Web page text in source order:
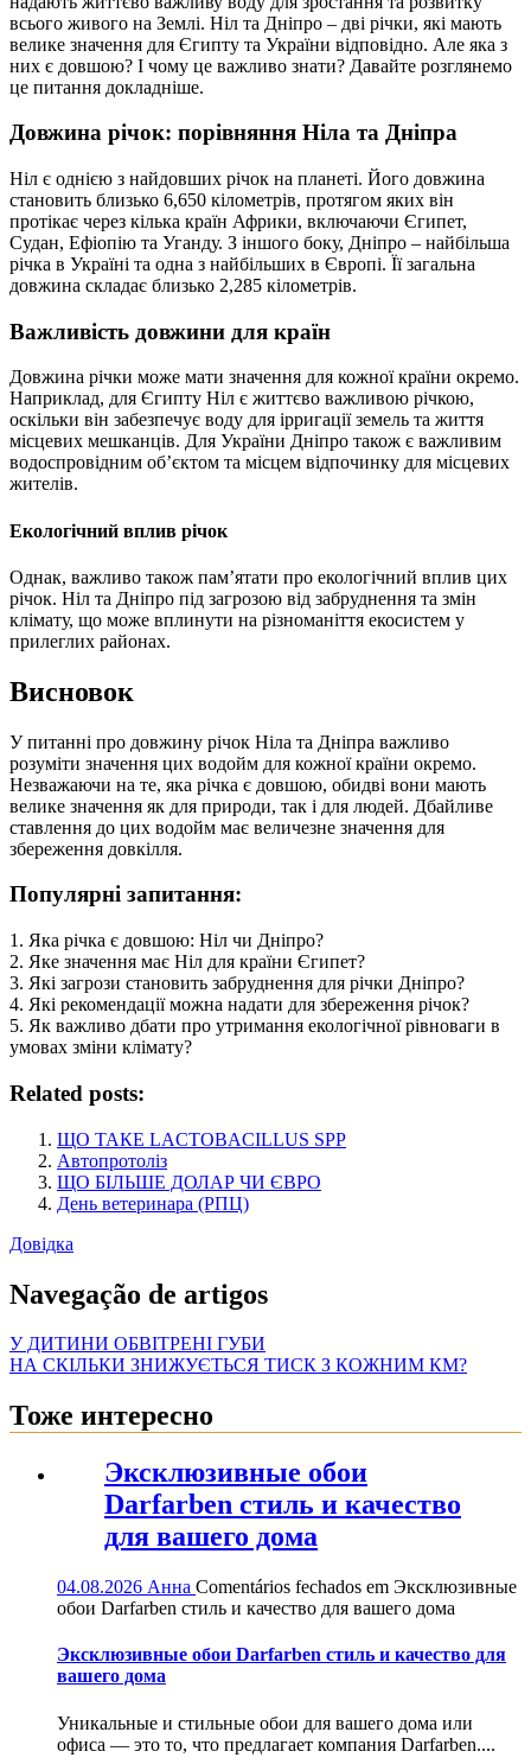
всього живого на Землі. Ніл та Дніпро – дві річки, які мають
велике значення для Єгипту та України відповідно. Але яка з
них є довшою? І чому це важливо знати? Давайте розглянемо
це питання докладніше.
Довжина річок: порівняння Ніла та Дніпра
Ніл є однією з найдовших річок на планеті. Його довжина
становить близько 6,650 кілометрів, протягом яких він
протікає через кілька країн Африки, включаючи Єгипет,
Судан, Ефіопію та Уганду. З іншого боку, Дніпро – найбільша
річка в Україні та одна з найбільших в Європі. Її загальна
довжина складає близько 2,285 кілометрів.
Важливість довжини для країн
Довжина річки може мати значення для кожної країни окремо.
Наприклад, для Єгипту Ніл є життєво важливою річкою,
оскільки він забезпечує воду для ірригації земель та життя
місцевих мешканців. Для України Дніпро також є важливим
водоспровідним об’єктом та місцем відпочинку для місцевих
жителів.
Екологічний вплив річок
Однак, важливо також пам’ятати про екологічний вплив цих
річок. Ніл та Дніпро під загрозою від забруднення та змін
клімату, що може вплинути на різноманіття екосистем у
прилеглих районах.
Висновок
У питанні про довжину річок Ніла та Дніпра важливо
розуміти значення цих водойм для кожної країни окремо.
Незважаючи на те, яка річка є довшою, обидві вони мають
велике значення як для природи, так і для людей. Дбайливе
ставлення до цих водойм має величезне значення для
збереження довкілля.
Популярні запитання:
1. Яка річка є довшою: Ніл чи Дніпро?
2. Яке значення має Ніл для країни Єгипет?
3. Які загрози становить забруднення для річки Дніпро?
4. Які рекомендації можна надати для збереження річок?
5. Як важливо дбати про утримання екологічної рівноваги в
умовах зміни клімату?
Related posts:
ЩО ТАКЕ LACTOBACILLUS SPP
Автопротоліз
ЩО БІЛЬШЕ ДОЛАР ЧИ ЄВРО
День ветеринара (РПЦ)
Довідка
Navegação de artigos
У ДИТИНИ ОБВІТРЕНІ ГУБИ
НА СКІЛЬКИ ЗНИЖУЄТЬСЯ ТИСК З КОЖНИМ КМ?
Тоже интересно
Эксклюзивные обои
Darfarben стиль и качество
для вашего дома
04.08.2026 Анна Comentários fechados em Эксклюзивные
обои Darfarben стиль и качество для вашего дома
Эксклюзивные обои Darfarben стиль и качество для
вашего дома
Уникальные и стильные обои для вашего дома или
офиса — это то, что предлагает компания Darfarben....